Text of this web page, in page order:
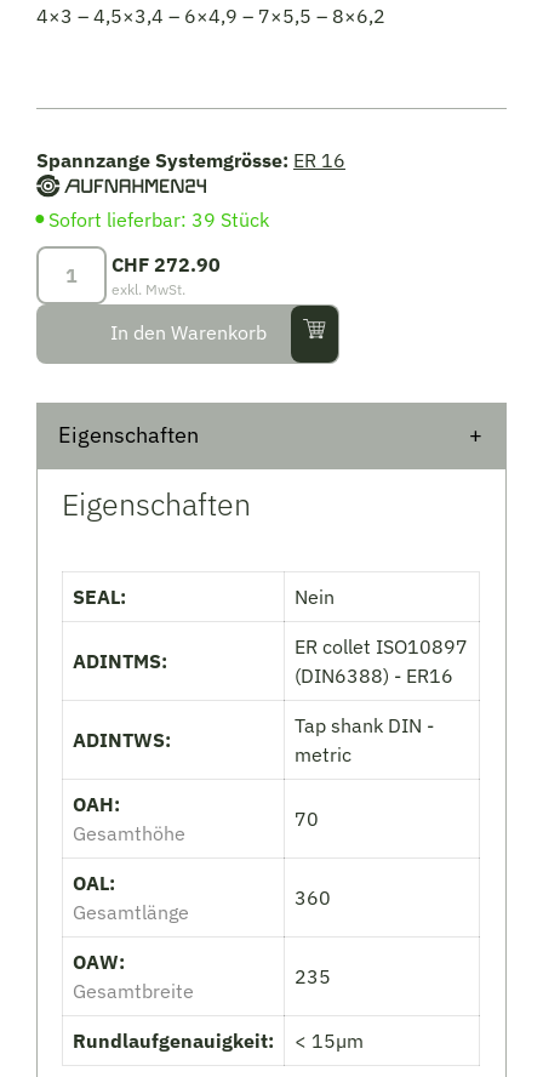
4×3 – 4,5×3,4 – 6×4,9 – 7×5,5 – 8×6,2
Spannzange Systemgrösse: ER 16
Sofort lieferbar: 39 Stück
Spannzangensätze
ER16
|
6x
Holzkasten
Menge
CHF 272.90
exkl. MwSt.
In den Warenkorb
Eigenschaften
Eigenschaften
SEAL: Nein
ADINTMS:
ER collet ISO10897
(DIN6388) - ER16
ADINTWS:
Tap shank DIN -
metric
OAH:
Gesamthöhe
70
OAL:
Gesamtlänge
360
OAW:
Gesamtbreite
235
Rundlaufgenauigkeit: < 15µm